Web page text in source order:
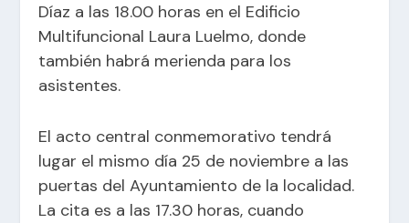
Díaz a las 18.00 horas en el Edificio
Multifuncional Laura Luelmo, donde
también habrá merienda para los
asistentes.
El acto central conmemorativo tendrá
lugar el mismo día 25 de noviembre a las
puertas del Ayuntamiento de la localidad.
La cita es a las 17.30 horas, cuando